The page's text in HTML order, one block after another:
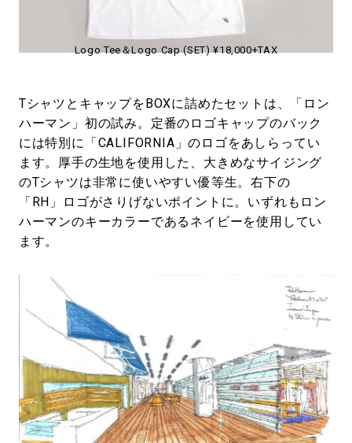
Logo Tee＆Logo Cap (SET) ¥18,000+TAX
TシャツとキャップをBOXに詰めたセットは、「ロン
ハーマン」初の試み。定番のロゴキャップのバック
には特別に「CALIFORNIA」のロゴをあしらってい
ます。厚手の生地を使用した、大きめなサイジング
のTシャツは非常に使いやすい優等生。右下の
「RH」ロゴがさりげないポイントに。いずれもロン
ハーマンのキーカラーであるネイビーを使用してい
ます。